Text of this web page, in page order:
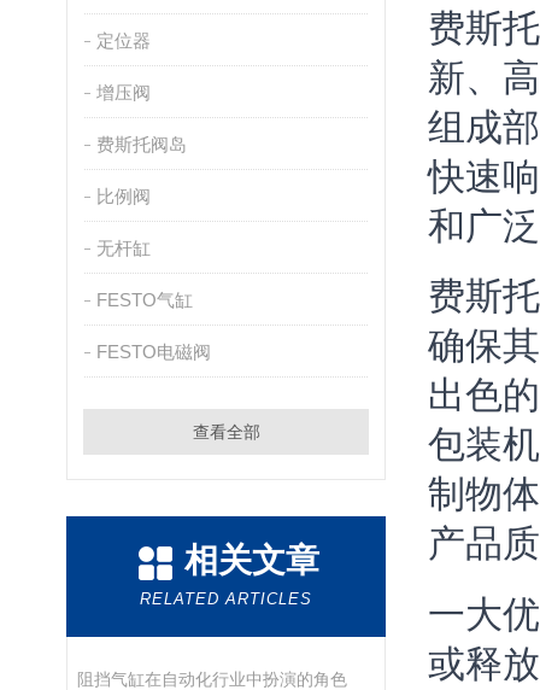
定位器
增压阀
费斯托阀岛
比例阀
无杆缸
FESTO气缸
FESTO电磁阀
查看全部
相关文章
RELATED ARTICLES
阻挡气缸在自动化行业中扮演的角色
费斯
新、
组成
快速
和广
费斯
确保
出色
包装
制物
产品
一大
或释